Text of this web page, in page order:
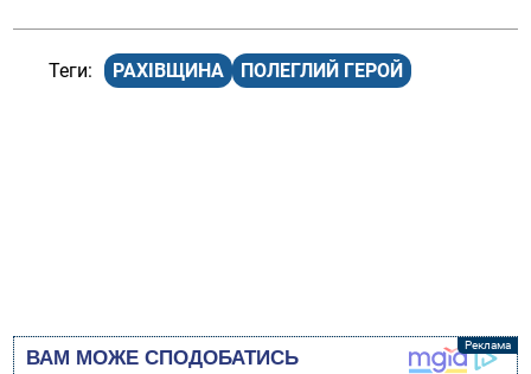
РАХІВЩИНА ПОЛЕГЛИЙ ГЕРОЙ